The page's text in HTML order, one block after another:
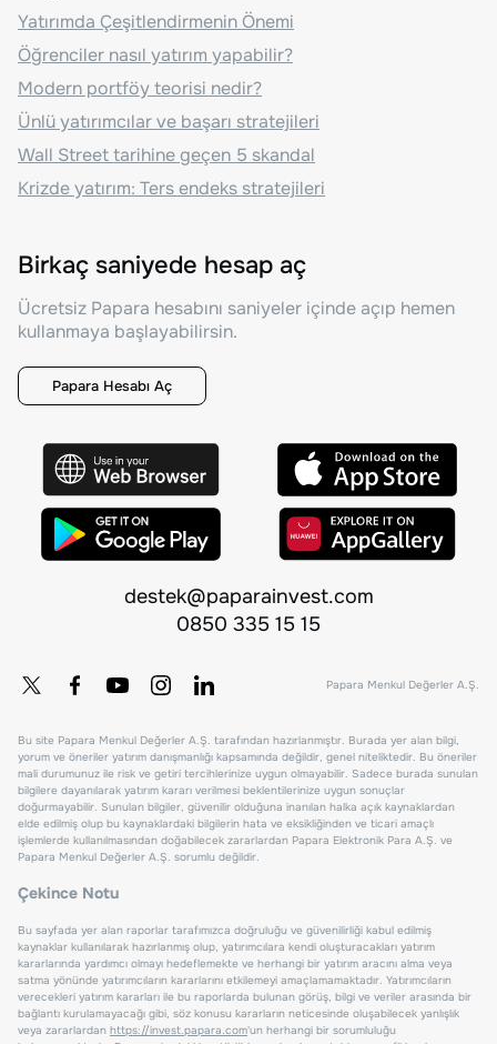
Yatırımda Çeşitlendirmenin Önemi
Öğrenciler nasıl yatırım yapabilir?
Modern portföy teorisi nedir?
Ünlü yatırımcılar ve başarı stratejileri
Wall Street tarihine geçen 5 skandal
Krizde yatırım: Ters endeks stratejileri
Birkaç saniyede hesap aç
Ücretsiz Papara hesabını saniyeler içinde açıp hemen
kullanmaya başlayabilirsin.
Papara Hesabı Aç
destek@paparainvest.com
0850 335 15 15
Papara Menkul Değerler A.Ş.
Bu site Papara Menkul Değerler A.Ş. tarafından hazırlanmıştır. Burada yer alan bilgi,
yorum ve öneriler yatırım danışmanlığı kapsamında değildir, genel niteliktedir. Bu öneriler
mali durumunuz ile risk ve getiri tercihlerinize uygun olmayabilir. Sadece burada sunulan
bilgilere dayanılarak yatırım kararı verilmesi beklentilerinize uygun sonuçlar
doğurmayabilir. Sunulan bilgiler, güvenilir olduğuna inanılan halka açık kaynaklardan
elde edilmiş olup bu kaynaklardaki bilgilerin hata ve eksikliğinden ve ticari amaçlı
işlemlerde kullanılmasından doğabilecek zararlardan Papara Elektronik Para A.Ş. ve
Papara Menkul Değerler A.Ş. sorumlu değildir.
Çekince Notu
Bu sayfada yer alan raporlar tarafımızca doğruluğu ve güvenilirliği kabul edilmiş
kaynaklar kullanılarak hazırlanmış olup, yatırımcılara kendi oluşturacakları yatırım
kararlarında yardımcı olmayı hedeflemekte ve herhangi bir yatırım aracını alma veya
satma yönünde yatırımcıların kararlarını etkilemeyi amaçlamamaktadır. Yatırımcıların
verecekleri yatırım kararları ile bu raporlarda bulunan görüş, bilgi ve veriler arasında bir
bağlantı kurulamayacağı gibi, söz konusu kararların neticesinde oluşabilecek yanlışlık
veya zararlardan https://invest.papara.com'un herhangi bir sorumluluğu